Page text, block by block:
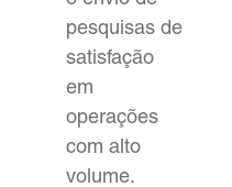
pesquisas de
satisfação
em
operações
com alto
volume.